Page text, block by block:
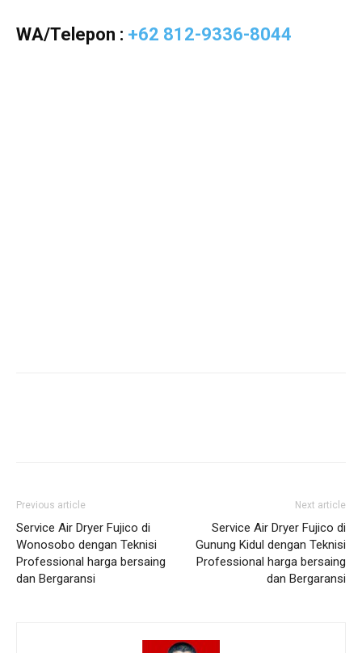
WA/Telepon : +62 812-9336-8044
Previous article
Service Air Dryer Fujico di
Wonosobo dengan Teknisi
Professional harga bersaing
dan Bergaransi
Next article
Service Air Dryer Fujico di
Gunung Kidul dengan Teknisi
Professional harga bersaing
dan Bergaransi